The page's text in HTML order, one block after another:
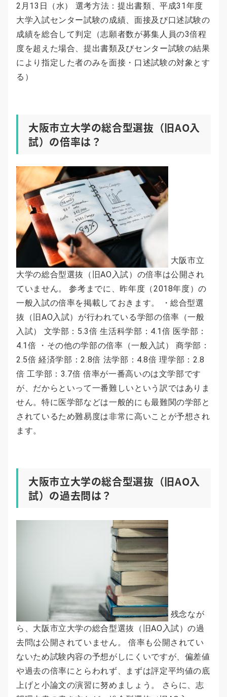
2月13日（水） 選考方法：提出書類、平成31年度
大学入試センター試験の成績、面接及び口述試験の
成績を総合して判定（志願者数が募集人員の3倍程
度を超えた場合、提出書類及びセンター試験の結果
により指定した者のみを面接・口述試験の対象とす
る）
大阪市立大学の総合型選抜（旧AO入
試）の倍率は？
大阪市立
大学の総合型選抜（旧AO入試）の倍率は公開され
ていません。 参考までに、昨年度（2018年度）の
一般入試の倍率を掲載しておきます。 ・総合型選
抜（旧AO入試）が行われている学部の倍率（一般
入試） 文学部：5.3倍 生活科学部：4.1倍 医学部：
4.1倍 ・その他の学部の倍率（一般入試） 商学部：
2.5倍 経済学部：2.8倍 法学部：4.8倍 理学部：2.8
倍 工学部：3.7倍 倍率が一番高いのは文学部です
が、だからといって一番難しいという訳ではありま
せん。特に医学部などは一般的にも最難関の学部と
されているため難易度は非常に高いことが予想され
ます。
大阪市立大学の総合型選抜（旧AO入
試）の過去問は？
残念なが
ら、大阪市立大学の総合型選抜（旧AO入試）の過
去問は公開されていません。 倍率も公開されてい
ないため試験内容の予想がしにくいですが、偏差値
や過去の倍率にとらわれず、まずは評定平均値の底
上げと小論文の演習に努めましょう。 さらに、志